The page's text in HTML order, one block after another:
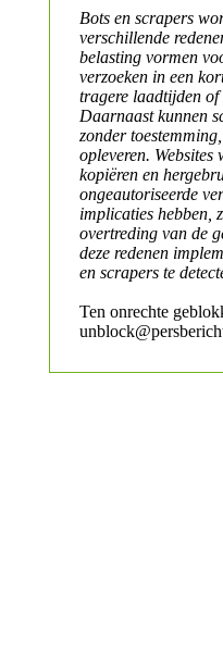
Bots en scrapers
verschillende
belasting vormen
verzoeken in een
tragere laadtijden
Daarnaast kunnen
zonder
opleveren.
kopiëren en
ongeautoriseerde
implicaties hebben,
overtreding van de
deze redenen
en scrapers te
Ten onrechte